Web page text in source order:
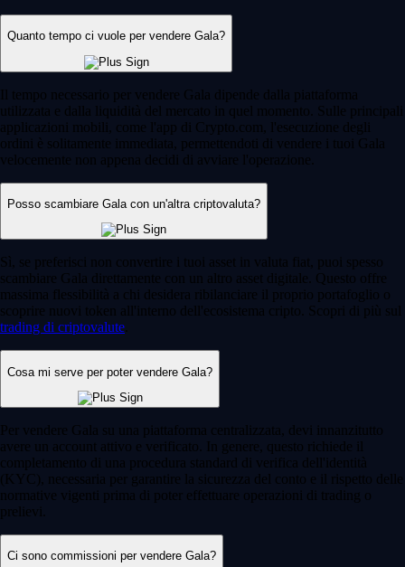
Quanto tempo ci vuole per vendere Gala?
Il tempo necessario per vendere Gala dipende dalla piattaforma
utilizzata e dalla liquidità del mercato in quel momento. Sulle principali
applicazioni mobili, come l'app di Crypto.com, l'esecuzione degli
ordini è solitamente immediata, permettendoti di vendere i tuoi Gala
velocemente non appena decidi di avviare l'operazione.
Posso scambiare Gala con un'altra criptovaluta?
Sì, se preferisci non convertire i tuoi asset in valuta fiat, puoi spesso
scambiare Gala direttamente con un altro asset digitale. Questo offre
massima flessibilità a chi desidera ribilanciare il proprio portafoglio o
scoprire nuovi token all'interno dell'ecosistema cripto. Scopri di più sul
trading di criptovalute
Cosa mi serve per poter vendere Gala?
Per vendere Gala su una piattaforma centralizzata, devi innanzitutto
avere un account attivo e verificato. In genere, questo richiede il
completamento di una procedura standard di verifica dell'identità
(KYC), necessaria per garantire la sicurezza del conto e il rispetto delle
normative vigenti prima di poter effettuare operazioni di trading o
prelievi.
Ci sono commissioni per vendere Gala?